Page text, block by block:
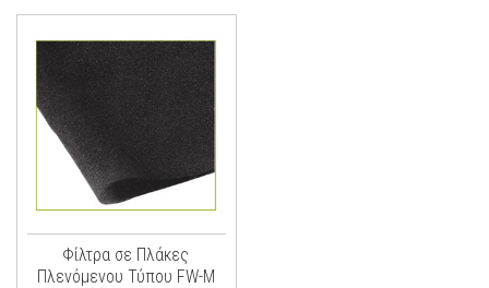
Φίλτρα σε Πλάκες
Πλενόμενου Τύπου FW-M